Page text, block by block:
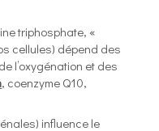
triphosphate, «
cellules) dépend des
l’oxygénation et des
, coenzyme Q10,
influence le